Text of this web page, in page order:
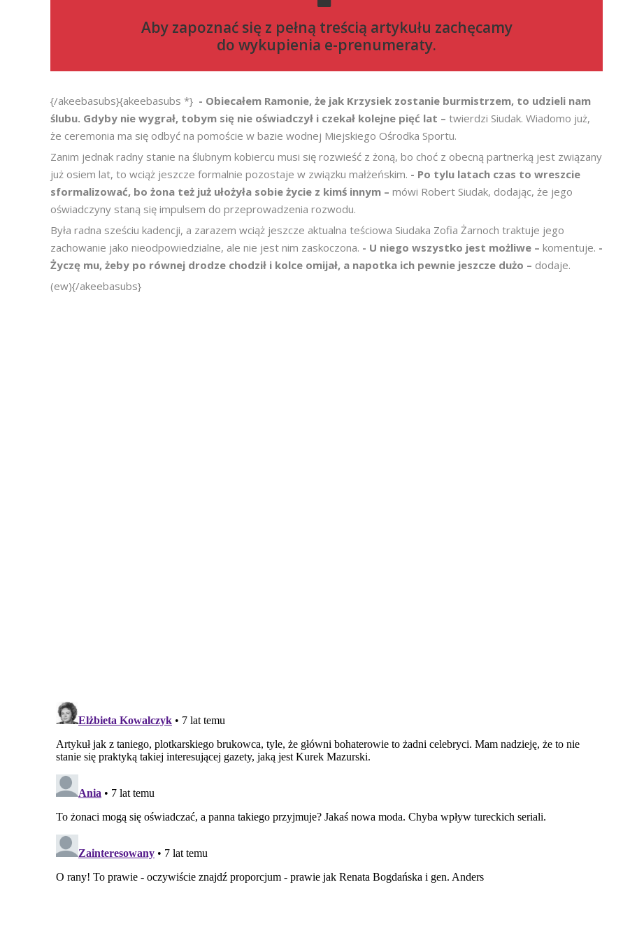
Aby zapoznać się z pełną treścią artykułu zachęcamy
do wykupienia e-prenumeraty.
{/akeebasubs}{akeebasubs *} - Obiecałem Ramonie, że jak Krzysiek zostanie burmistrzem, to udzieli nam
ślubu. Gdyby nie wygrał, tobym się nie oświadczył i czekał kolejne pięć lat – twierdzi Siudak. Wiadomo już,
że ceremonia ma się odbyć na pomoście w bazie wodnej Miejskiego Ośrodka Sportu.
Zanim jednak radny stanie na ślubnym kobiercu musi się rozwieść z żoną, bo choć z obecną partnerką jest związany
już osiem lat, to wciąż jeszcze formalnie pozostaje w związku małżeńskim. - Po tylu latach czas to wreszcie
sformalizować, bo żona też już ułożyła sobie życie z kimś innym – mówi Robert Siudak, dodając, że jego
oświadczyny staną się impulsem do przeprowadzenia rozwodu.
Była radna sześciu kadencji, a zarazem wciąż jeszcze aktualna teściowa Siudaka Zofia Żarnoch traktuje jego
zachowanie jako nieodpowiedzialne, ale nie jest nim zaskoczona. - U niego wszystko jest możliwe – komentuje. -
Życzę mu, żeby po równej drodze chodził i kolce omijał, a napotka ich pewnie jeszcze dużo – dodaje.
(ew){/akeebasubs}